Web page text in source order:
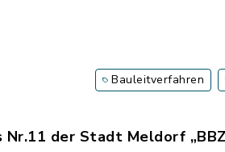
Bauleitverfahren
Nr.11 der Stadt Meldorf „BBZ